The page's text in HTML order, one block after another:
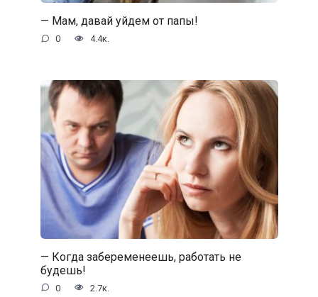
— Мам, давай уйдем от папы!
0 4.4к.
— Когда забеременеешь, работать не
будешь!
0 2.7к.